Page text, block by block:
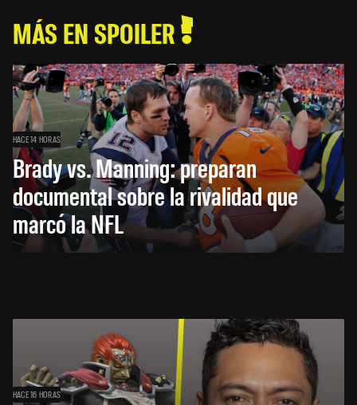
MÁS EN SPOILER
HACE 14 HORAS
Brady vs. Manning: preparan
documental sobre la rivalidad que
marcó la NFL
HACE 16 HORAS